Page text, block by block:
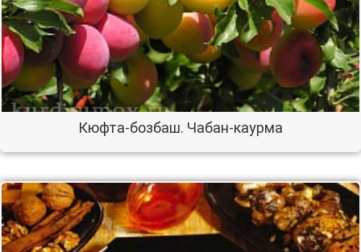
Кюфта-бозбаш. Чабан-каурма